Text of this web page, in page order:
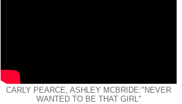
CARLY PEARCE, ASHLEY MCBRIDE:"NEVER
WANTED TO BE THAT GIRL"